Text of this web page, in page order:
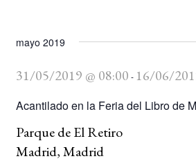
mayo 2019
Acantilado en la Feria del Libro de
31/05/2019 @ 08:00 - 16/06/
Parque de El Retiro
Madrid, Madrid